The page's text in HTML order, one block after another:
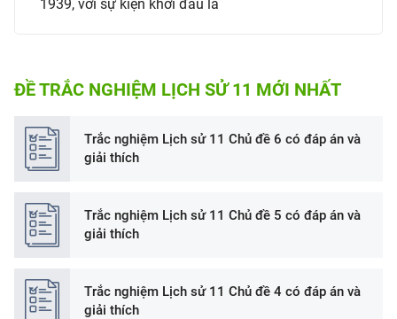
1939, với sự kiện khởi đầu là
ĐỀ TRẮC NGHIỆM LỊCH SỬ 11 MỚI NHẤT
Trắc nghiệm Lịch sử 11 Chủ đề 6 có đáp án và
giải thích
Trắc nghiệm Lịch sử 11 Chủ đề 5 có đáp án và
giải thích
Trắc nghiệm Lịch sử 11 Chủ đề 4 có đáp án và
giải thích